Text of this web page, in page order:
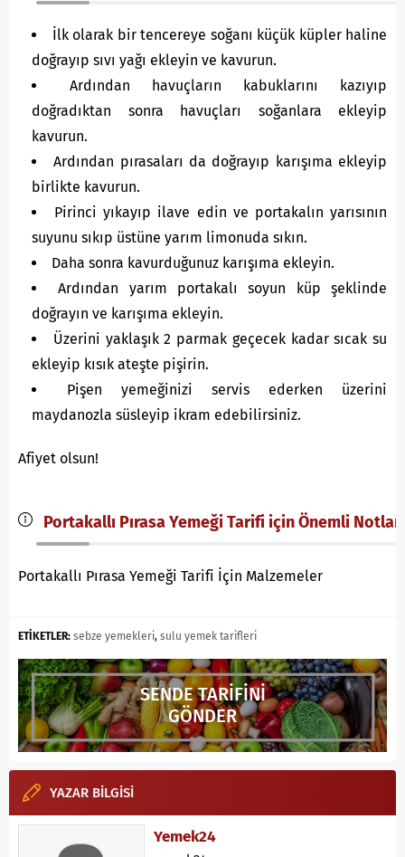
İlk olarak bir tencereye soğanı küçük küpler haline
doğrayıp sıvı yağı ekleyin ve kavurun.
Ardından havuçların kabuklarını kazıyıp
doğradıktan sonra havuçları soğanlara ekleyip
kavurun.
Ardından pırasaları da doğrayıp karışıma ekleyip
birlikte kavurun.
Pirinci yıkayıp ilave edin ve portakalın yarısının
suyunu sıkıp üstüne yarım limonuda sıkın.
Daha sonra kavurduğunuz karışıma ekleyin.
Ardından yarım portakalı soyun küp şeklinde
doğrayın ve karışıma ekleyin.
Üzerini yaklaşık 2 parmak geçecek kadar sıcak su
ekleyip kısık ateşte pişirin.
Pişen yemeğinizi servis ederken üzerini
maydanozla süsleyip ikram edebilirsiniz.
Afiyet olsun!
Portakallı Pırasa Yemeği Tarifi için Önemli Notlar
Portakallı Pırasa Yemeği Tarifi İçin Malzemeler
ETİKETLER: sebze yemekleri, sulu yemek tarifleri
SENDE TARİFİNİ
GÖNDER
YAZAR BİLGİSİ
Yemek24